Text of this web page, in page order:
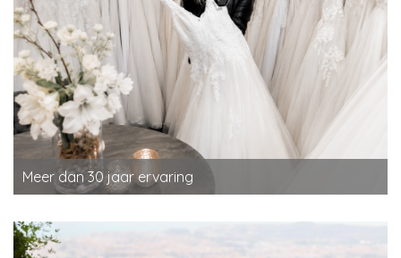
Meer dan 30 jaar ervaring